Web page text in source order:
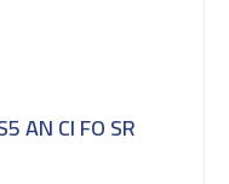
AN CI FO SR